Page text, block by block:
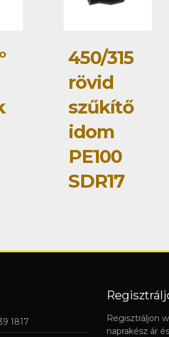
450/315
rövid
szűkítő
idom
PE100
SDR17
1817
Regisztráljon
naprakész ár